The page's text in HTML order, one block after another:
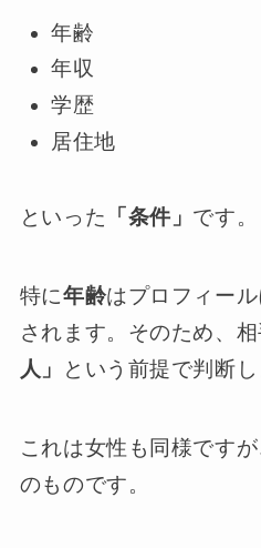
年齢
年収
学歴
居住地
といった 「条件」 です。
特に年齢はプロフィー
されます。そのため、
人」
という前提で判断し
これは女性も同様です
のものです。